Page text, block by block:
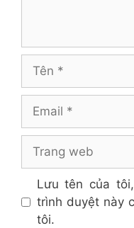
Tên
Email
Trang
Lưu tên của
trình duyệt này
tôi.